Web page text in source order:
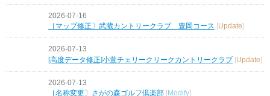
2026-07-16
［マップ修正〕武蔵カントリークラブ 豊岡コース
Update
2026-07-13
[高度データ修正]小萱チェリークリークカントリークラブ [Update]
2026-07-13
［名称変更〕さがの森ゴルフ倶楽部
Modify